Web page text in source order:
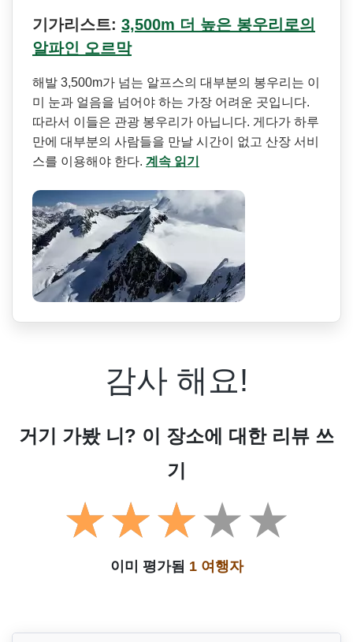
기가리스트: 3,500m 더 높은 봉우리로의
알파인 오르막
해발 3,500m가 넘는 알프스의 대부분의 봉우리는 이
미 눈과 얼음을 넘어야 하는 가장 어려운 곳입니다.
따라서 이들은 관광 봉우리가 아닙니다. 게다가 하루
만에 대부분의 사람들을 만날 시간이 없고 산장 서비
스를 이용해야 한다. 계속 읽기
감사 해요!
거기 가봤 니? 이 장소에 대한 리뷰 쓰
기
이미 평가됨 1 여행자